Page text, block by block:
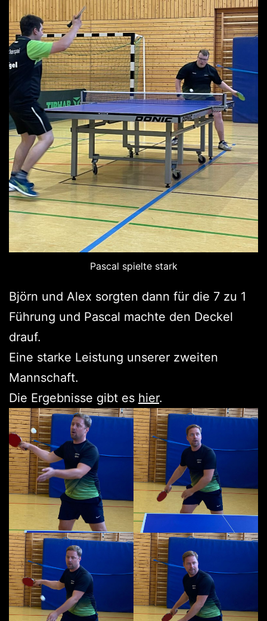
Pascal spielte stark
Björn und Alex sorgten dann für die 7 zu 1
Führung und Pascal machte den Deckel
drauf.
Eine starke Leistung unserer zweiten
Mannschaft.
Die Ergebnisse gibt es hier.